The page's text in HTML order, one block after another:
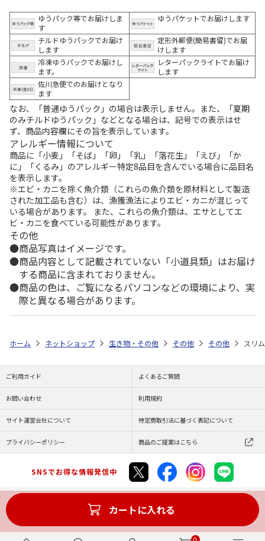
ゆうパック等でお届けしま
す
ゆうパケットでお届けします
チルドゆうパックでお届け
します
定形外郵便(簡易書留)でお届
けします
冷凍ゆうパックでお届けし
ます。
レターパックライトでお届け
します
佐川急便でのお届けとなり
ます
なお、「普通ゆうパック」の場合は表示しません。また、「夏期
のみチルドゆうパック」などとなる場合は、記号での表示はせ
ず、商品内容欄にその旨を表示しています。
アレルギー情報について
商品に「小麦」「そば」「卵」「乳」「落花生」「えび」「か
に」「くるみ」のアレルギー特定8品目を含んでいる場合に品目名
を表示します。
※エビ・カニを除く魚介類（これらの魚介類を原材料として製造
された加工品も含む）は、漁獲漁法によりエビ・カニが混じって
いる場合があります。 また、これらの魚介類は、エサとしてエ
ビ・カニを食べている可能性があります。
その他
商品写真はイメージです。
商品内容として記載されていない「小道具類」はお届け
する商品に含まれておりません。
商品の色は、ご覧になるパソコンなどの環境により、実
際と異なる場合があります。
カートに入れる
ホーム ネットショップ 生き物・その他 その他 その他 スリ
ご利用ガイド よくあるご質問
お問い合わせ 利用規約
サイト運営会社について 特定商取引法に基づく表記について
プライバシーポリシー 商品のご提案はこちら
SNSでお得な情報発信中